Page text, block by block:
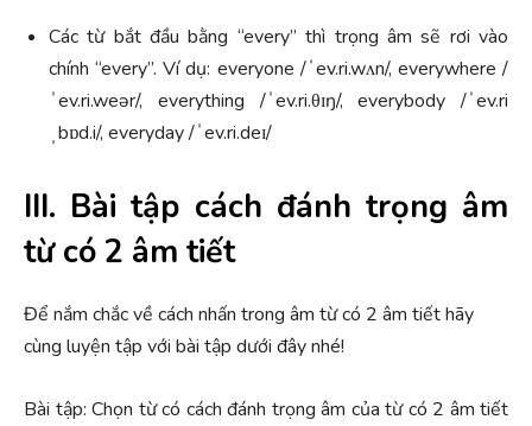
Các từ bắt đầu bằng “every” thì trọng âm sẽ rơi vào
chính “every”. Ví dụ: everyone /ˈev.ri.wʌn/, everywhere /
ˈev.ri.weər/, everything /ˈev.ri.θɪŋ/, everybody /ˈev.ri
ˌbɒd.i/, everyday /ˈev.ri.deɪ/
III. Bài tập cách đánh trọng âm
từ có 2 âm tiết
Để nắm chắc về cách nhấn trong âm từ có 2 âm tiết hãy
cùng luyện tập với bài tập dưới đây nhé!
Bài tập: Chọn từ có cách đánh trọng âm của từ có 2 âm tiết